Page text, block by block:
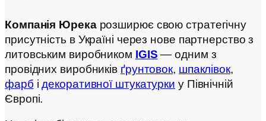
Компанія Юрекарозширює свою стратегічну
присутність в Україні через нове партнерство з
литовським виробником IGIS — одним з
провідних виробників ґрунтовок, шпаклівок,
фарб ідекоративної штукатурки у Північній
Європі.